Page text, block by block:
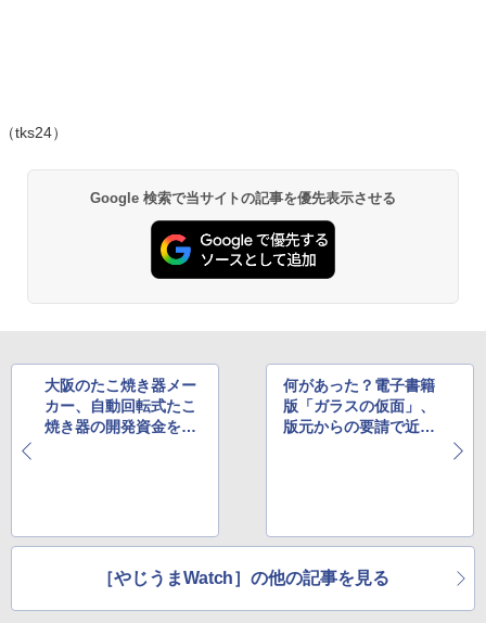
（tks24）
Google 検索で当サイトの記事を優先表示させる
大阪のたこ焼き器メー
カー、自動回転式たこ
焼き器の開発資金をフ
何があった？電子書籍
版「ガラスの仮面」、
版元からの要請で近日
［やじうまWatch］の他の記事を見る